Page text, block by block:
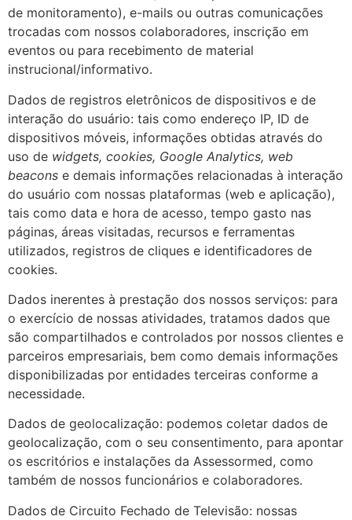
de monitoramento), e-mails ou outras comunicações
trocadas com nossos colaboradores, inscrição em
eventos ou para recebimento de material
instrucional/informativo.
Dados de registros eletrônicos de dispositivos e de
interação do usuário: tais como endereço IP, ID de
dispositivos móveis, informações obtidas através do
uso de widgets, cookies, Google Analytics, web
beacons e demais informações relacionadas à interação
do usuário com nossas plataformas (web e aplicação),
tais como data e hora de acesso, tempo gasto nas
páginas, áreas visitadas, recursos e ferramentas
utilizados, registros de cliques e identificadores de
cookies.
Dados inerentes à prestação dos nossos serviços: para
o exercício de nossas atividades, tratamos dados que
são compartilhados e controlados por nossos clientes e
parceiros empresariais, bem como demais informações
disponibilizadas por entidades terceiras conforme a
necessidade.
Dados de geolocalização: podemos coletar dados de
geolocalização, com o seu consentimento, para apontar
os escritórios e instalações da Assessormed, como
também de nossos funcionários e colaboradores.
Dados de Circuito Fechado de Televisão: nossas